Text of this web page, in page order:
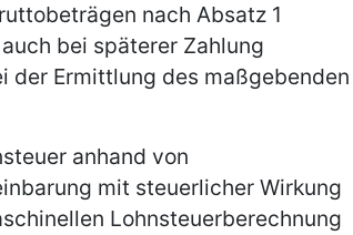
nach Absatz 1
bei späterer Zahlung
der Ermittlung des maßgebenden
anhand von
mit steuerlicher Wirkung
Lohnsteuerberechnung